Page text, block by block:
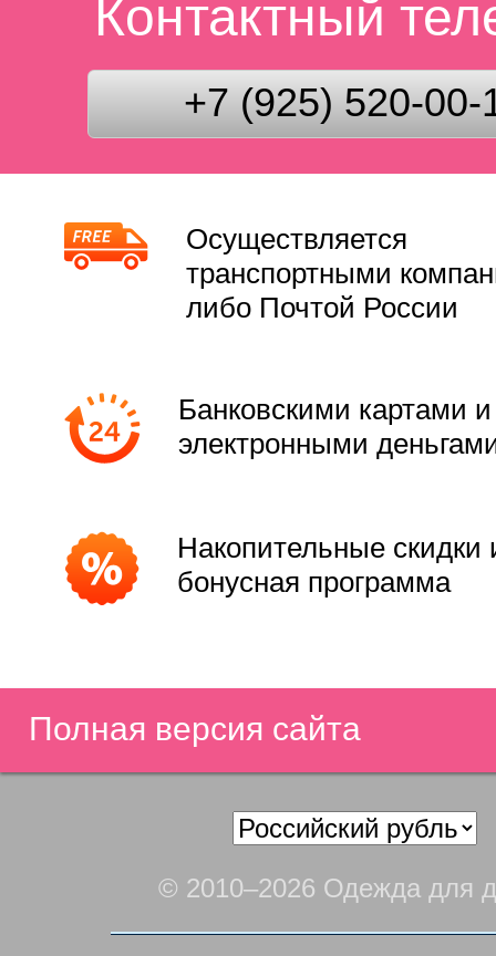
Контактный
+7 (925) 520-00-
Осуществляется
транспортными
либо Почтой России
Банковскими картами и
электронными
Накопительные скидки
бонусная программа
Полная версия сайта
© 2010–2026 Одежда для